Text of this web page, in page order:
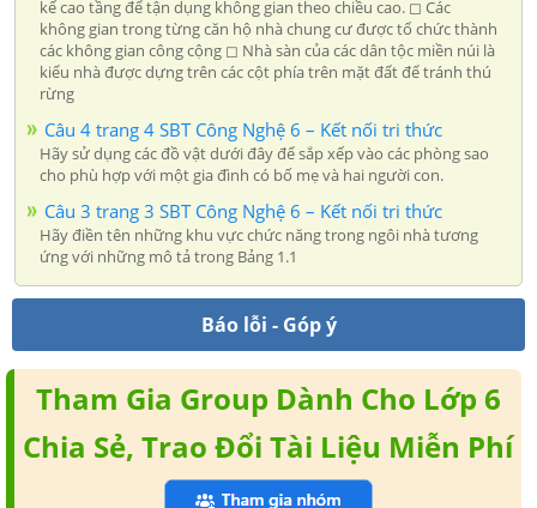
kế cao tầng để tận dụng không gian theo chiều cao. ◻ Các
không gian trong từng căn hộ nhà chung cư được tổ chức thành
các không gian công cộng ◻ Nhà sàn của các dân tộc miền núi là
kiểu nhà được dựng trên các cột phía trên mặt đất để tránh thú
rừng
Câu 4 trang 4 SBT Công Nghệ 6 – Kết nối tri thức
Hãy sử dụng các đồ vật dưới đây để sắp xếp vào các phòng sao
cho phù hợp với một gia đình có bố mẹ và hai người con.
Câu 3 trang 3 SBT Công Nghệ 6 – Kết nối tri thức
Hãy điền tên những khu vực chức năng trong ngôi nhà tương
ứng với những mô tả trong Bảng 1.1
Báo lỗi - Góp ý
Tham Gia Group Dành Cho Lớp 6
Chia Sẻ, Trao Đổi Tài Liệu Miễn Phí